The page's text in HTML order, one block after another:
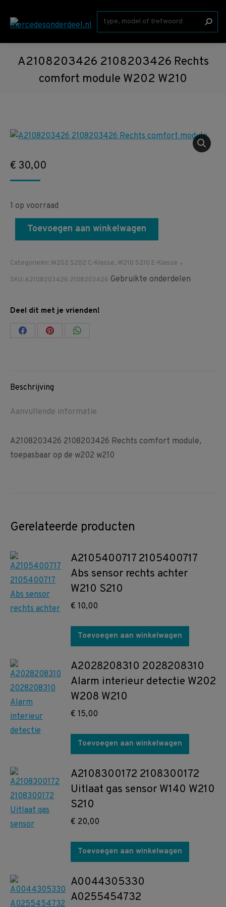
Zoeken:
A2108203426 2108203426 Rechts
comfort module W202 W210
€ 30,00
1 op voorraad
Toevoegen aan winkelwagen
Categorieën: W202 S202 C-Klasse, W210 S210 E-Klasse
SKU:A2108203426 2108203426 Gebruikte onderdelen
Deel dit met je vrienden!
Share Share Share
Beschrijving
Aanvullende informatie
A2108203426 2108203426 Rechts comfort module,
toepasbaar op de w202 w210
Gerelateerde producten
A2105400717 2105400717
Abs sensor rechts achter
W210 S210
€ 10,00
Toevoegen aan winkelwagen
A2028208310 2028208310
Alarm interieur detectie W202
W208 W210
€ 15,00
Toevoegen aan winkelwagen
A2108300172 2108300172
Uitlaat gas sensor W140 W210
S210
€ 20,00
Toevoegen aan winkelwagen
A0044305330
A0255454732